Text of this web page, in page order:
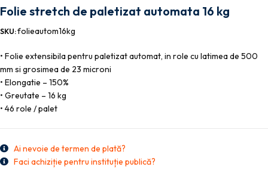
Folie stretch de paletizat automata 16 kg
SKU:folieautom16kg
• Folie extensibila pentru paletizat automat, in role cu latimea de 500
mm si grosimea de 23 microni
• Elongatie – 150%
• Greutate – 16 kg
• 46 role / palet
Ai nevoie de termen de plată?
Faci achiziție pentru instituție publică?